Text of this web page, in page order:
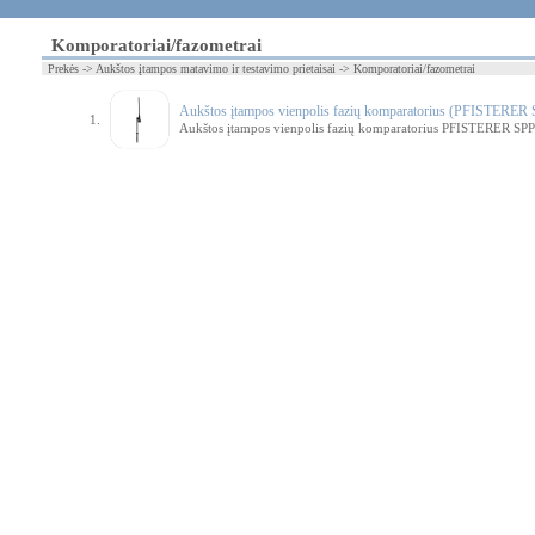
Komporatoriai/fazometrai
Prekės -> Aukštos įtampos matavimo ir testavimo prietaisai -> Komporatoriai/fazometrai
1. Aukštos įtampos vienpolis fazių komparatorius (PFISTERER
Aukštos įtampos vienpolis fazių komparatorius PFISTERER